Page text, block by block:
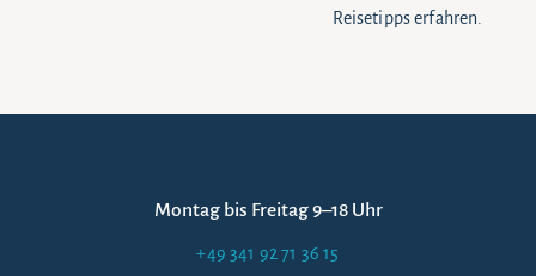
Reisetipps erfahren.
Montag bis Freitag 9–18 Uhr
+49 341 92 71 36 15